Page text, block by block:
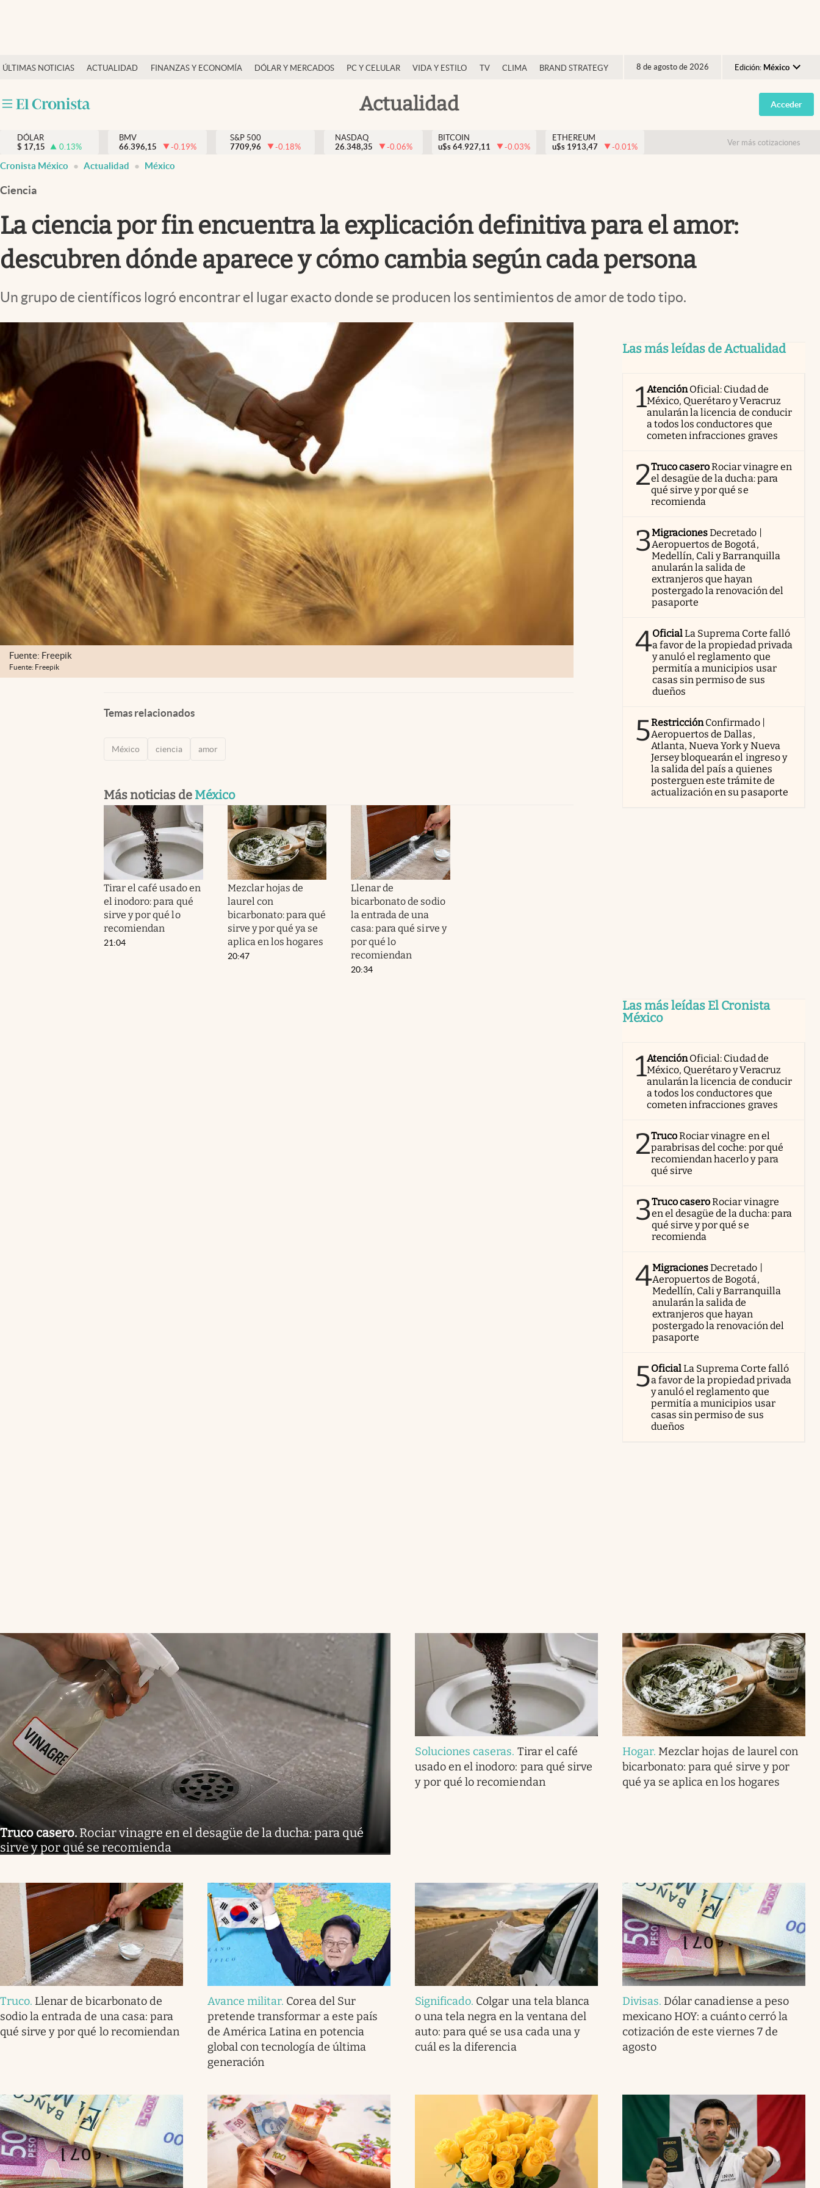
ÚLTIMAS NOTICIAS ACTUALIDAD FINANZAS Y ECONOMÍA DÓLAR Y MERCADOS PC Y CELULAR VIDA Y ESTILO TV CLIMA BRAND STRATEGY 8 de agosto de 2026 Edición: México
Argentina
España
USA
Actualidad
Actualidad
Internacionales
Opinión
Brand Strategy
Vida y estilo
Tv
Espiritualidad
abre en nueva pestaña
Acceder
DÓLAR
$ 17,15 0.13%
BMV
66.396,15
-0.19%
S&P 500
7709,96
-0.18%
NASDAQ
26.348,35
-0.06%
BITCOIN
u$s 64.927,11 -0.03%
ETHEREUM
u$s 1913,47 -0.01% Ver más cotizaciones
Cronista México Actualidad México
Ciencia
La ciencia por fin encuentra la explicación definitiva para el amor:
descubren dónde aparece y cómo cambia según cada persona
Un grupo de científicos logró encontrar el lugar exacto donde se producen los sentimientos de amor de todo tipo.
Fuente: Freepik
Fuente: Freepik
Temas relacionados
México ciencia amor
Más noticias de México
Tirar el café usado en
el inodoro: para qué
sirve y por qué lo
recomiendan
21:04
Mezclar hojas de
laurel con
bicarbonato: para qué
sirve y por qué ya se
aplica en los hogares
20:47
Llenar de
bicarbonato de sodio
la entrada de una
casa: para qué sirve y
por qué lo
recomiendan
20:34
Las más leídas de Actualidad
1AtenciónOficial: Ciudad de
México, Querétaro y Veracruz
anularán la licencia de conducir
a todos los conductores que
cometen infracciones graves
2Truco caseroRociar vinagre en
el desagüe de la ducha: para
qué sirve y por qué se
recomienda
3MigracionesDecretado |
Aeropuertos de Bogotá,
Medellín, Cali y Barranquilla
anularán la salida de
extranjeros que hayan
postergado la renovación del
pasaporte
4OficialLa Suprema Corte falló
a favor de la propiedad privada
y anuló el reglamento que
permitía a municipios usar
casas sin permiso de sus
dueños
5RestricciónConfirmado |
Aeropuertos de Dallas,
Atlanta, Nueva York y Nueva
Jersey bloquearán el ingreso y
la salida del país a quienes
posterguen este trámite de
actualización en su pasaporte
Las más leídas El Cronista
México
1AtenciónOficial: Ciudad de
México, Querétaro y Veracruz
anularán la licencia de conducir
a todos los conductores que
cometen infracciones graves
2TrucoRociar vinagre en el
parabrisas del coche: por qué
recomiendan hacerlo y para
qué sirve
3Truco caseroRociar vinagre
en el desagüe de la ducha: para
qué sirve y por qué se
recomienda
4MigracionesDecretado |
Aeropuertos de Bogotá,
Medellín, Cali y Barranquilla
anularán la salida de
extranjeros que hayan
postergado la renovación del
pasaporte
5OficialLa Suprema Corte falló
a favor de la propiedad privada
y anuló el reglamento que
permitía a municipios usar
casas sin permiso de sus
dueños
Truco casero. Rociar vinagre en el desagüe de la ducha: para qué
sirve y por qué se recomienda
Soluciones caseras. Tirar el café
usado en el inodoro: para qué sirve
y por qué lo recomiendan
Hogar. Mezclar hojas de laurel con
bicarbonato: para qué sirve y por
qué ya se aplica en los hogares
Truco. Llenar de bicarbonato de
sodio la entrada de una casa: para
qué sirve y por qué lo recomiendan
Avance militar. Corea del Sur
pretende transformar a este país
de América Latina en potencia
global con tecnología de última
generación
Significado. Colgar una tela blanca
o una tela negra en la ventana del
auto: para qué se usa cada una y
cuál es la diferencia
Divisas. Dólar canadiense a peso
mexicano HOY: a cuánto cerró la
cotización de este viernes 7 de
agosto